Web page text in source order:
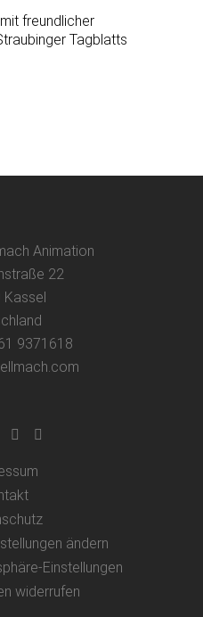
freundlicher
Tagblatts
Animation
22
Kassel
9371618
ändern
Einstellungen
widerrufen